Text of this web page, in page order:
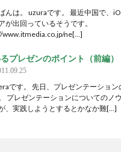
んは。 uzuraです。 最近中国で、
が出回っているそうです。
www.itmedia.co.jp/ne[…]
プレゼンのポイント（前編）
です。 先日、プレゼンテーション
プレゼンテーションについてのノ
、実践しようとするとかなか難[…]